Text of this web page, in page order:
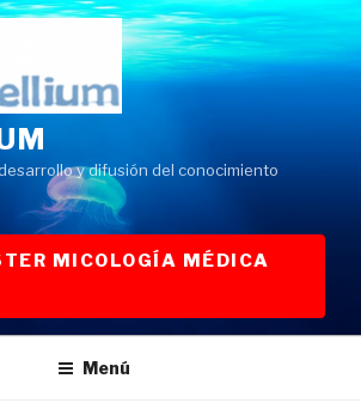
y difusión del conocimiento
MICOLOGÍA MÉDICA
Menú